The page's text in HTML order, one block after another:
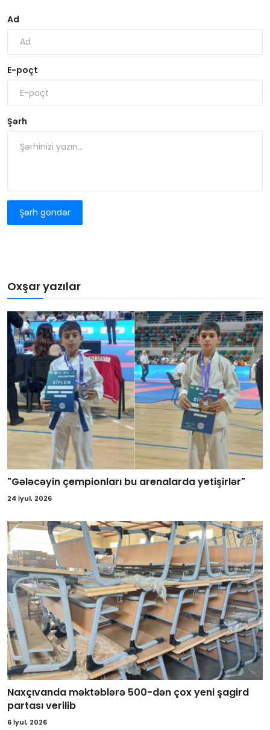
Ad
E-poçt
Şərh
Şərh göndər
Oxşar yazılar
"Gələcəyin çempionları bu arenalarda yetişirlər"
24 İyul, 2026
Naxçıvanda məktəblərə 500-dən çox yeni şagird
partası verilib
6 İyul, 2026